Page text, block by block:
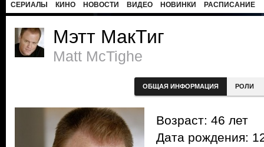
СЕРИАЛЫ КИНО НОВОСТИ ВИДЕО НОВИНКИ РАСПИСАНИЕ
Мэтт МакТиг
Matt McTighe
ОБЩАЯ ИНФОРМАЦИЯ РОЛИ
Возраст: 46 лет
Дата рождения: